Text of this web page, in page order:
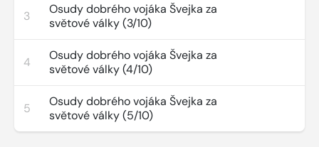
3
Osudy dobrého vojáka Švejka za
světové války (3/10)
4
Osudy dobrého vojáka Švejka za
světové války (4/10)
5
Osudy dobrého vojáka Švejka za
světové války (5/10)